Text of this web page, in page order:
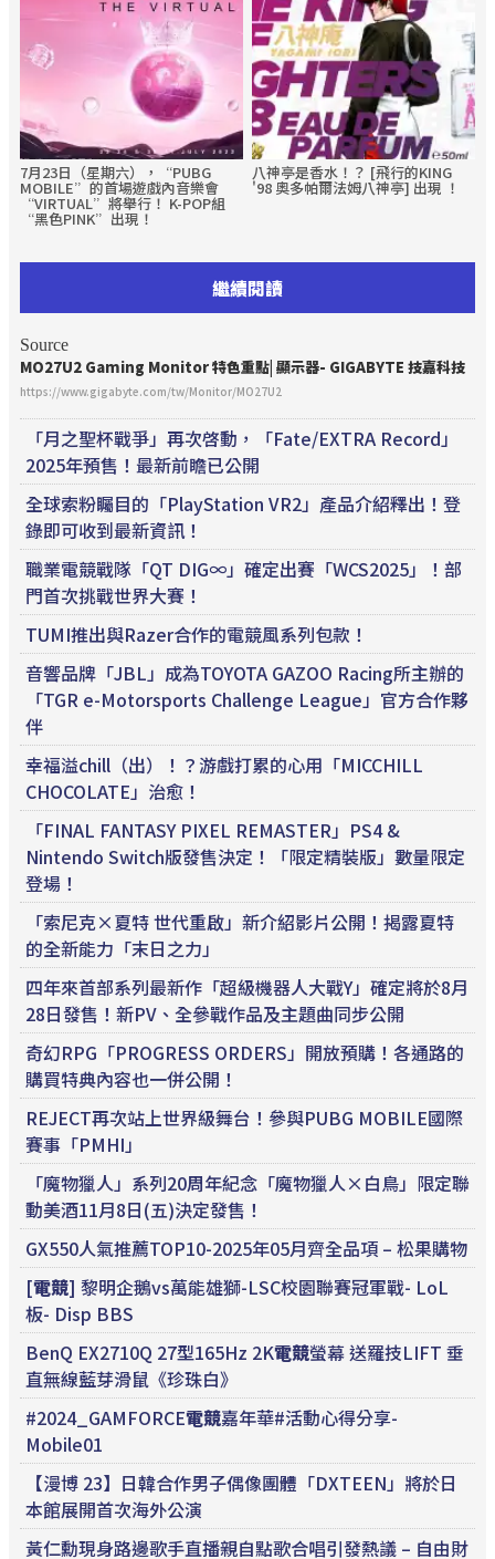
7月23日（星期六），“PUBG
MOBILE”的首場遊戲內音樂會
“VIRTUAL”將舉行！ K-POP組
“黑色PINK”出現！
八神亭是香水！？ [飛行的KING
'98 奧多帕爾法姆八神亭] 出現 ！
繼續閱讀
Source
MO27U2 Gaming Monitor 特色重點| 顯示器- GIGABYTE 技嘉科技
https://www.gigabyte.com/tw/Monitor/MO27U2
「月之聖杯戰爭」再次啓動，「Fate/EXTRA Record」
2025年預售！最新前瞻已公開
全球索粉矚目的「PlayStation VR2」產品介紹釋出！登
錄即可收到最新資訊！
職業電競戰隊「QT DIG∞」確定出賽「WCS2025」！部
門首次挑戰世界大賽！
TUMI推出與Razer合作的電競風系列包款！
音響品牌「JBL」成為TOYOTA GAZOO Racing所主辦的
「TGR e-Motorsports Challenge League」官方合作夥
伴
幸福溢chill（出）！？游戲打累的心用「MICCHILL
CHOCOLATE」治愈！
「FINAL FANTASY PIXEL REMASTER」PS4 &
Nintendo Switch版發售決定！「限定精裝版」數量限定
登場！
「索尼克×夏特 世代重啟」新介紹影片公開！揭露夏特
的全新能力「末日之力」
四年來首部系列最新作「超級機器人大戰Y」確定將於8月
28日發售！新PV、全參戰作品及主題曲同步公開
奇幻RPG「PROGRESS ORDERS」開放預購！各通路的
購買特典內容也一併公開！
REJECT再次站上世界級舞台！參與PUBG MOBILE國際
賽事「PMHI」
「魔物獵人」系列20周年紀念「魔物獵人×白鳥」限定聯
動美酒11月8日(五)決定發售！
GX550人氣推薦TOP10-2025年05月齊全品項 – 松果購物
[電競] 黎明企鵝vs萬能雄獅-LSC校園聯賽冠軍戰- LoL
板- Disp BBS
BenQ EX2710Q 27型165Hz 2K電競螢幕 送羅技LIFT 垂
直無線藍芽滑鼠《珍珠白》
#2024_GAMFORCE電競嘉年華#活動心得分享-
Mobile01
【漫博 23】日韓合作男子偶像團體「DXTEEN」將於日
本館展開首次海外公演
黃仁勳現身路邊歌手直播親自點歌合唱引發熱議 – 自由財